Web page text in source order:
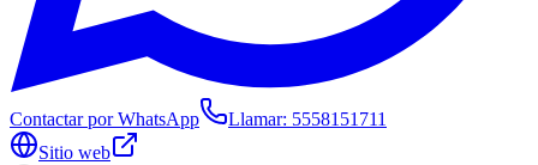
Contactar por WhatsApp Llamar: 5558151711
Sitio web